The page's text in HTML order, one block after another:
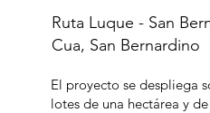
Ruta Luque - San
Cua, San Bernardino
El proyecto se despliega
lotes de una hectárea y